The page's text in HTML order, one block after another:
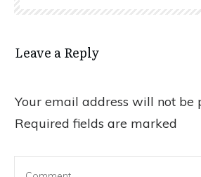
Leave a Reply
Your email address will not be
Required fields are marked